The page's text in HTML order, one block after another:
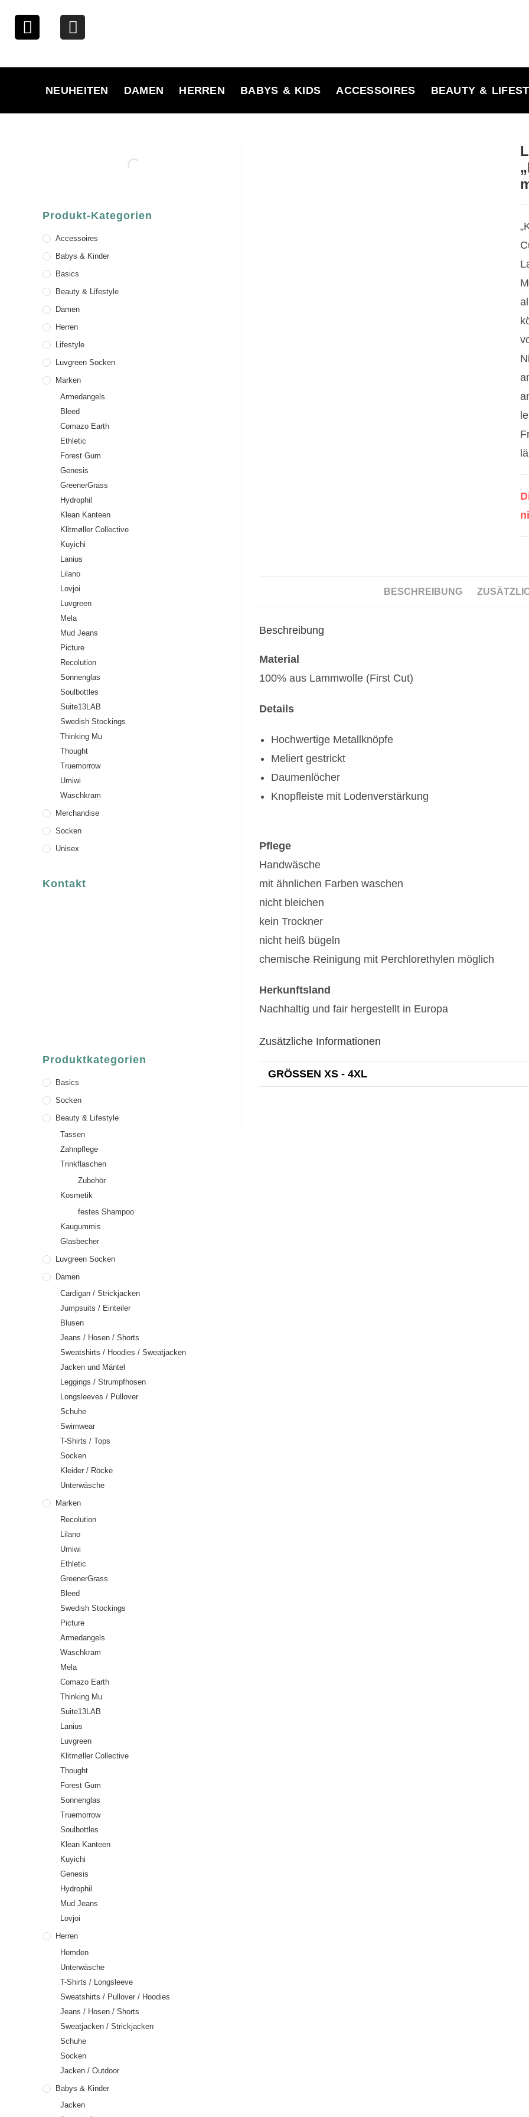
NEUHEITEN DAMEN HERREN BABYS & KIDS ACCESSOIRES BEAUTY &
BESCHREIBUNG
Beschreibung
Material
100% aus Lammwolle (First Cut)
Details
Hochwertige Metallknöpfe
Meliert gestrickt
Daumenlöcher
Knopfleiste mit Lodenverstärkung
Pflege
Handwäsche
mit ähnlichen Farben waschen
nicht bleichen
kein Trockner
nicht heiß bügeln
chemische Reinigung mit Perchlorethylen möglich
Herkunftsland
Nachhaltig und fair hergestellt in Europa
Zusätzliche Informationen
GRÖSSEN XS - 4XL
Produkt-Kategorien
Accessoires
Babys & Kinder
Basics
Beauty & Lifestyle
Damen
Herren
Lifestyle
Luvgreen Socken
Marken
Armedangels
Bleed
Comazo Earth
Ethletic
Forest Gum
Genesis
GreenerGrass
Hydrophil
Klean Kanteen
Klitmøller Collective
Kuyichi
Lanius
Lilano
Lovjoi
Luvgreen
Mela
Mud Jeans
Picture
Recolution
Sonnenglas
Soulbottles
Suite13LAB
Swedish Stockings
Thinking Mu
Thought
Truemorrow
Umiwi
Waschkram
Merchandise
Socken
Unisex
Kontakt
Produktkategorien
Basics
Socken
Beauty & Lifestyle
Tassen
Zahnpflege
Trinkflaschen
Zubehör
Kosmetik
festes Shampoo
Kaugummis
Glasbecher
Luvgreen Socken
Damen
Cardigan / Strickjacken
Jumpsuits / Einteiler
Blusen
Jeans / Hosen / Shorts
Sweatshirts / Hoodies / Sweatjacken
Jacken und Mäntel
Leggings / Strumpfhosen
Longsleeves / Pullover
Schuhe
Swimwear
T-Shirts / Tops
Socken
Kleider / Röcke
Unterwäsche
Marken
Recolution
Lilano
Umiwi
Ethletic
GreenerGrass
Bleed
Swedish Stockings
Picture
Armedangels
Waschkram
Mela
Comazo Earth
Thinking Mu
Suite13LAB
Lanius
Luvgreen
Klitmøller Collective
Thought
Forest Gum
Sonnenglas
Truemorrow
Soulbottles
Klean Kanteen
Kuyichi
Genesis
Hydrophil
Mud Jeans
Lovjoi
Herren
Hemden
Unterwäsche
T-Shirts / Longsleeve
Sweatshirts / Pullover / Hoodies
Jeans / Hosen / Shorts
Sweatjacken / Strickjacken
Schuhe
Socken
Jacken / Outdoor
Babys & Kinder
Jacken